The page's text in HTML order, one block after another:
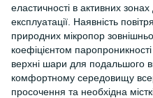
еластичності в активних
експлуатації. Наявність
природних мікропор
коефіцієнтом
верхні шари для подальшого
комфортному середовищу
просочення та необхідна